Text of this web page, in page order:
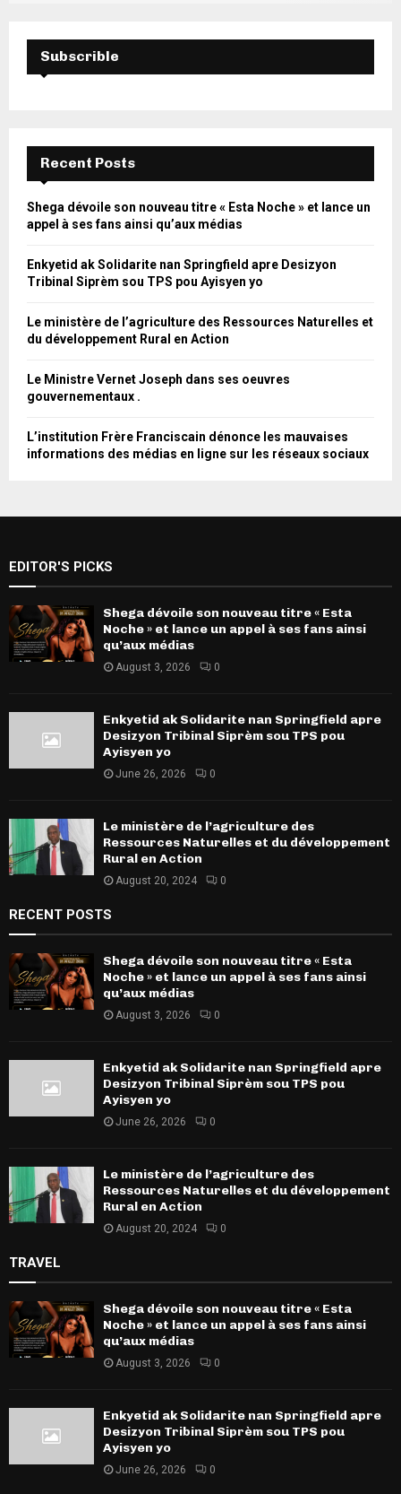
Subscrible
Recent Posts
Shega dévoile son nouveau titre « Esta Noche » et lance un
appel à ses fans ainsi qu’aux médias
Enkyetid ak Solidarite nan Springfield apre Desizyon
Tribinal Siprèm sou TPS pou Ayisyen yo
Le ministère de l’agriculture des Ressources Naturelles et
du développement Rural en Action
Le Ministre Vernet Joseph dans ses oeuvres
gouvernementaux .
L’institution Frère Franciscain dénonce les mauvaises
informations des médias en ligne sur les réseaux sociaux
EDITOR'S PICKS
Shega dévoile son nouveau titre « Esta
Noche » et lance un appel à ses fans ainsi
qu’aux médias
August 3, 2026 0
Enkyetid ak Solidarite nan Springfield apre
Desizyon Tribinal Siprèm sou TPS pou
Ayisyen yo
June 26, 2026 0
Le ministère de l’agriculture des
Ressources Naturelles et du développement
Rural en Action
August 20, 2024 0
RECENT POSTS
Shega dévoile son nouveau titre « Esta
Noche » et lance un appel à ses fans ainsi
qu’aux médias
August 3, 2026 0
Enkyetid ak Solidarite nan Springfield apre
Desizyon Tribinal Siprèm sou TPS pou
Ayisyen yo
June 26, 2026 0
Le ministère de l’agriculture des
Ressources Naturelles et du développement
Rural en Action
August 20, 2024 0
TRAVEL
Shega dévoile son nouveau titre « Esta
Noche » et lance un appel à ses fans ainsi
qu’aux médias
August 3, 2026 0
Enkyetid ak Solidarite nan Springfield apre
Desizyon Tribinal Siprèm sou TPS pou
Ayisyen yo
June 26, 2026 0